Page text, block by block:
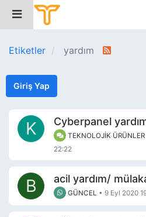
Etiketler yardım
Giriş Yap
K Cyberpanel
TEKNOLOJİK ÜRÜNLER
22:22
B acil yardım/
GÜNCEL •9 Eyl 2020